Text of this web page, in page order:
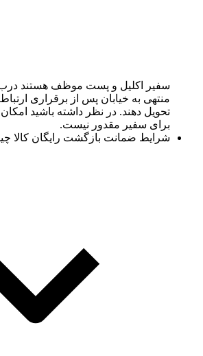
سفیر اکلیل و پست موظف هستند
منتهی به خیابان پس از برقراری ارتباط
تحویل دهند. در نظر داشته باشید
برای سفیر مقدور نیست.
شرایط ضمانت بازگشت رایگان کالا